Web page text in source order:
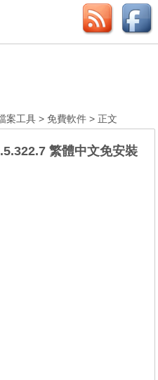
案工具 >免費軟件 > 正文
繁體中文免安裝